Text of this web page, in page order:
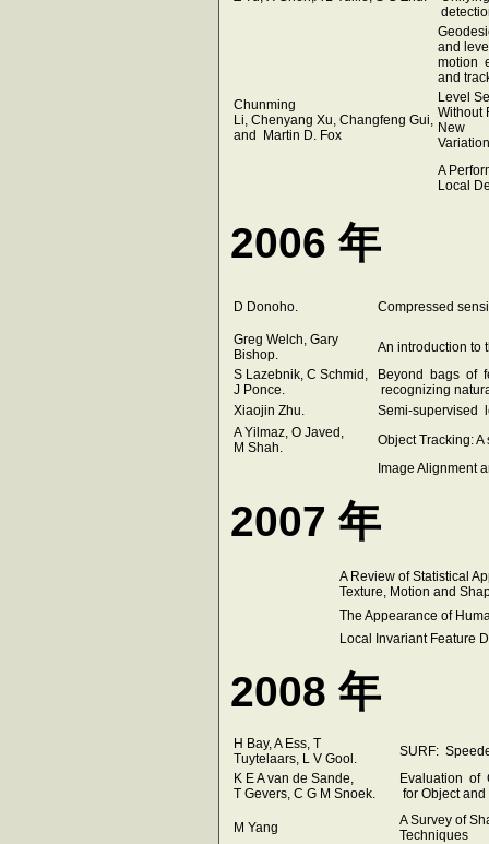
and
motion
and
Chunming
Li, Chenyang Xu, Changfeng Gui,
and Martin D. Fox
Level
Without
New
A
Local
2006 年
D Donoho. Compressed
Greg Welch, Gary
Bishop.
An introduction to
S Lazebnik, C Schmid,
J Ponce.
Beyond bags of
recognizing
Xiaojin Zhu.
Semi-supervised
A Yilmaz, O Javed,
M Shah.
Object Tracking: A
Image Alignment
2007 年
A Review of Statistical
Texture, Motion
The Appearance of
Local Invariant Feature
2008 年
H Bay, A Ess, T
Tuytelaars, L V Gool.
SURF:
K E A van de Sande,
T Gevers, C G M Snoek.
Evaluation of
for Object
M Yang
A Survey of
Techniques